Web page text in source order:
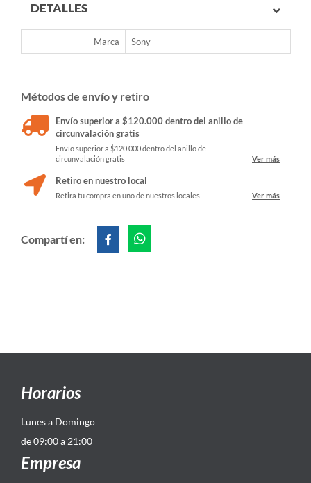
DETALLES
Marca Sony
Métodos de envío y retiro
Envío superior a $120.000 dentro del anillo de
circunvalación gratis
Envío superior a $120.000 dentro del anillo de
circunvalación gratis
Ver más
Retiro en nuestro local
Retira tu compra en uno de nuestros locales Ver más
Compartí en:
Horarios
Lunes a Domingo
de 09:00 a 21:00
Empresa